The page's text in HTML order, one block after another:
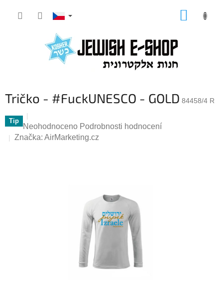
Tričko - #FuckUNESCO - GOLD 84458/4 R
Tip
Průměrné
hodnocení
Neohodnoceno Podrobnosti hodnocení
Značka: AirMarketing.cz